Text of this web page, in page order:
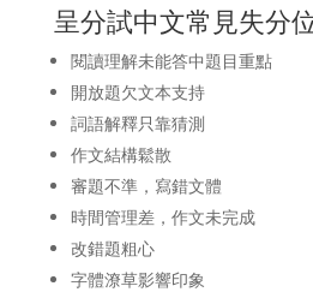
呈分試中文常見失分
閱讀理解未能答中題目重點
開放題欠文本支持
詞語解釋只靠猜測
作文結構鬆散
審題不準，寫錯文體
時間管理差，作文未完成
改錯題粗心
字體潦草影響印象